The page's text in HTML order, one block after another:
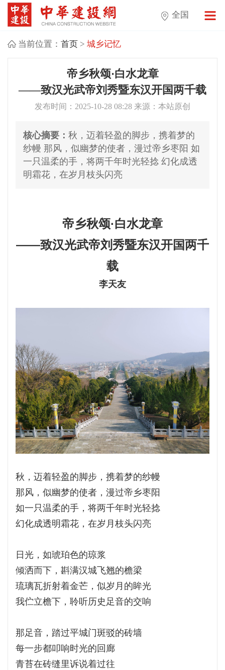
全国
当前位置： 首页> 城乡记忆
帝乡秋颂·白水龙章
——致汉光武帝刘秀暨东汉开国两千载
发布时间：2025-10-28 08:28 来源：本站原创
核心摘要： 秋，迈着轻盈的脚步，携着梦的
纱幔 那风，似幽梦的使者，漫过帝乡枣阳 如
一只温柔的手，将两千年时光轻捻 幻化成透
明霜花，在岁月枝头闪亮
帝乡秋颂·白水龙章
——致汉光武帝刘秀暨东汉开国两千
载
李天友
秋，迈着轻盈的脚步，携着梦的纱幔
那风，似幽梦的使者，漫过帝乡枣阳
如一只温柔的手，将两千年时光轻捻
幻化成透明霜花，在岁月枝头闪亮
日光，如琥珀色的琼浆
倾洒而下，斟满汉城飞翘的檐梁
琉璃瓦折射着金芒，似岁月的眸光
我伫立檐下，聆听历史足音的交响
那足音，踏过平城门斑驳的砖墙
每一步都叩响时光的回廊
青苔在砖缝里诉说着过往